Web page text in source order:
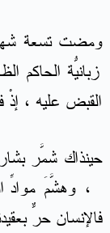
ومضت تسعة
زبانيّةُ الحاكم
القبض عليه ، إذْ
حينذاك شمَّر
، وهشَّمَ موادّ
فالإنسان حرٌّ